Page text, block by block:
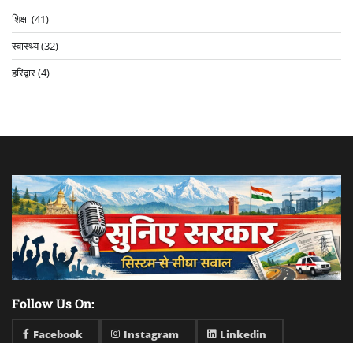
शिक्षा(41)
स्वास्थ्य(32)
हरिद्वार(4)
Follow Us On:
Facebook Instagram Linkedin